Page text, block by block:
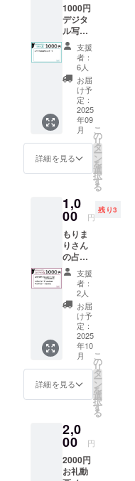
1000円
デジタ
ル写真
お礼
メッ
セージ
※メール
にて画
像送付
支援
者：
6人
お届
け予
定：
2025
年09
月
詳細を見る
こ
の
リ
タ
ー
ン
を
選
択
す
る
1,0
00 円
残り3
もりま
りさん
の占い
「運勢/
効能は
確約す
るもの
ではあ
りませ
ん。 普
段レン
タルス
ペース
や安倍
晴明神
社さん
占いを
されて
る もり
まりさ
んが当
支援
者：
2人
お届
け予
定：
2025
年10
月
詳細を見る
こ
の
リ
タ
ー
ン
を
選
択
す
る
2,0
00 円
2000円
お礼動